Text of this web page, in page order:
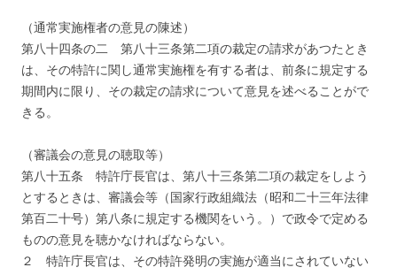
（通常実施権者の意見の陳述）
第八十四条の二 第八十三条第二項の裁定の請求があつたとき
は、その特許に関し通常実施権を有する者は、前条に規定する
期間内に限り、その裁定の請求について意見を述べることがで
きる。
（審議会の意見の聴取等）
第八十五条 特許庁長官は、第八十三条第二項の裁定をしよう
とするときは、審議会等（国家行政組織法（昭和二十三年法律
第百二十号）第八条に規定する機関をいう。）で政令で定める
ものの意見を聴かなければならない。
２ 特許庁長官は、その特許発明の実施が適当にされていない